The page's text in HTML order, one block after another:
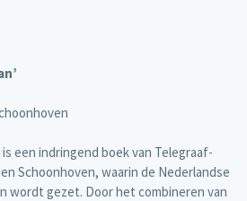
is een indringend boek van Telegraaf-
Schoonhoven, waarin de Nederlandse
wordt gezet. Door het combineren van